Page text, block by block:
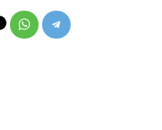
ज्यादातर अमीर लोगों को ही
चार सालों में 10 करोड़